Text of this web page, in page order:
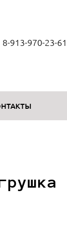
913-970-23-61